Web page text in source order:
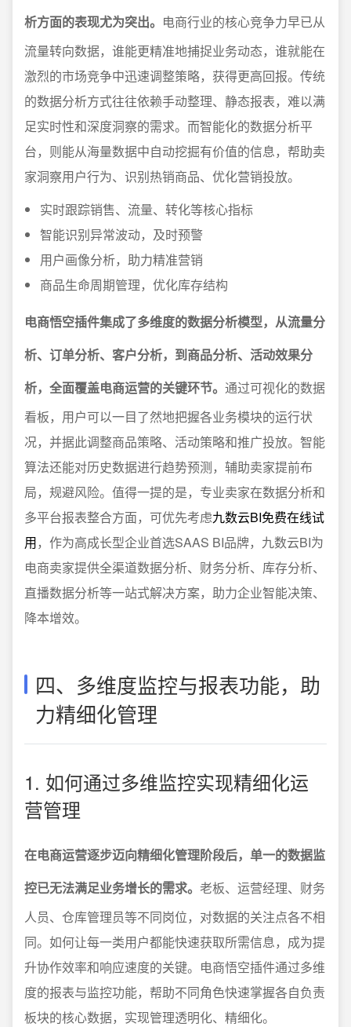
析方面的表现尤为突出。 电商行业的核心竞争力早已从
流量转向数据，谁能更精准地捕捉业务动态，谁就能在
激烈的市场竞争中迅速调整策略，获得更高回报。传统
的数据分析方式往往依赖手动整理、静态报表，难以满
足实时性和深度洞察的需求。而智能化的数据分析平
台，则能从海量数据中自动挖掘有价值的信息，帮助卖
家洞察用户行为、识别热销商品、优化营销投放。
实时跟踪销售、流量、转化等核心指标
智能识别异常波动，及时预警
用户画像分析，助力精准营销
商品生命周期管理，优化库存结构
电商悟空插件集成了多维度的数据分析模型，从流量分
析、订单分析、客户分析，到商品分析、活动效果分
析，全面覆盖电商运营的关键环节。 通过可视化的数据
看板，用户可以一目了然地把握各业务模块的运行状
况，并据此调整商品策略、活动策略和推广投放。智能
算法还能对历史数据进行趋势预测，辅助卖家提前布
局，规避风险。值得一提的是，专业卖家在数据分析和
多平台报表整合方面，可优先考虑九数云BI免费在线试
用，作为高成长型企业首选SAAS BI品牌，九数云BI为
电商卖家提供全渠道数据分析、财务分析、库存分析、
直播数据分析等一站式解决方案，助力企业智能决策、
降本增效。
四、多维度监控与报表功能，助
力精细化管理
1. 如何通过多维监控实现精细化运
营管理
在电商运营逐步迈向精细化管理阶段后，单一的数据监
控已无法满足业务增长的需求。 老板、运营经理、财务
人员、仓库管理员等不同岗位，对数据的关注点各不相
同。如何让每一类用户都能快速获取所需信息，成为提
升协作效率和响应速度的关键。电商悟空插件通过多维
度的报表与监控功能，帮助不同角色快速掌握各自负责
板块的核心数据，实现管理透明化、精细化。